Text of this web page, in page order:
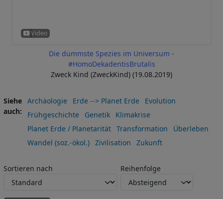
Die dümmste Spezies im Universum -
#HomoDekadentisBrutalis
Zweck Kind (ZweckKind) (19.08.2019)
Siehe
auch
Archäologie Erde --> Planet Erde
Evolution
Frühgeschichte
Genetik
Klimakrise
Planet Erde / Planetarität
Transformation
Überleben
Wandel (soz.-ökol.)
Zivilisation Zukunft
Sortieren nach Reihenfolge